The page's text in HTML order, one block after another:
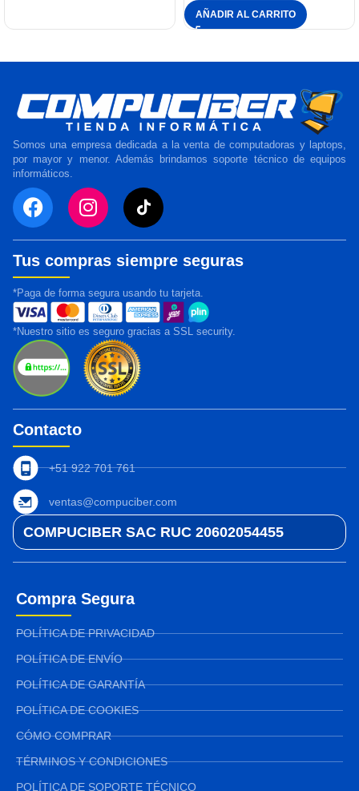
AÑADIR AL CARRITO
Somos una empresa dedicada a la venta de computadoras y laptops,
por mayor y menor. Además brindamos soporte técnico de equipos
informáticos.
Tus compras siempre seguras
*Paga de forma segura usando tu tarjeta.
*Nuestro sitio es seguro gracias a SSL security.
Contacto
+51 922 701 761
ventas@compuciber.com
COMPUCIBER SAC RUC 20602054455
Compra Segura
POLÍTICA DE PRIVACIDAD
POLÍTICA DE ENVÍO
POLÍTICA DE GARANTÍA
POLÍTICA DE COOKIES
CÓMO COMPRAR
TÉRMINOS Y CONDICIONES
POLÍTICA DE SOPORTE TÉCNICO